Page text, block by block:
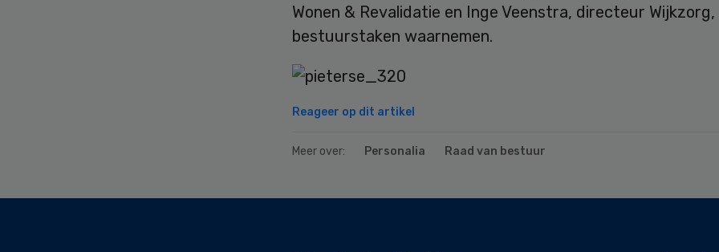
Wonen & Revalidatie en Inge Veenstra, directeur Wijkzorg,
bestuurstaken waarnemen.
Reageer op dit artikel
Meer over: Personalia Raad van bestuur